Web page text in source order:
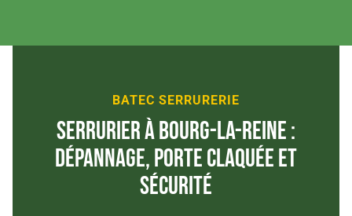
BATEC SERRURERIE
Serrurier à Bourg-la-Reine :
dépannage, porte claquée et
sécurité